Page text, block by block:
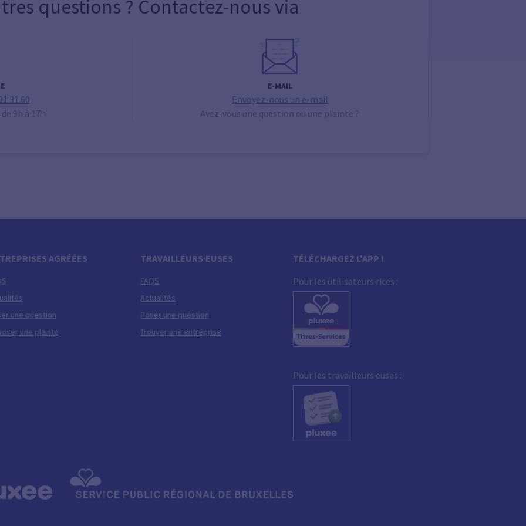
questions ? Contactez-nous via
9h à 17h
E-MAIL
Envoyez-nous un e-mail
Avez-vous une question ou une plainte ?
AGRÉÉES
une question
une plainte
TRAVAILLEURS·EUSES
FAQS
Actualités
Poser une question
Trouver une entreprise
TÉLÉCHARGEZ L'APP !
Pour les utilisateurs·rices :
Pour les travailleurs·euses :